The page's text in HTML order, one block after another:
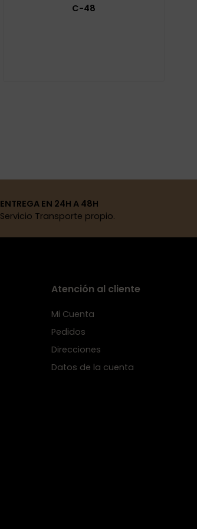
C-48
ENTREGA EN 24H A 48H
Servicio Transporte propio.
Atención al cliente
Mi Cuenta
Pedidos
Direcciones
Datos de la cuenta